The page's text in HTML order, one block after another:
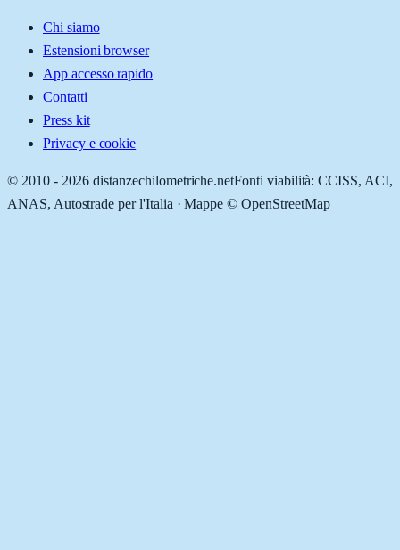
Chi siamo
Estensioni browser
App accesso rapido
Contatti
Press kit
Privacy e cookie
© 2010 - 2026 distanzechilometriche.netFonti viabilità: CCISS, ACI,
ANAS, Autostrade per l'Italia · Mappe © OpenStreetMap